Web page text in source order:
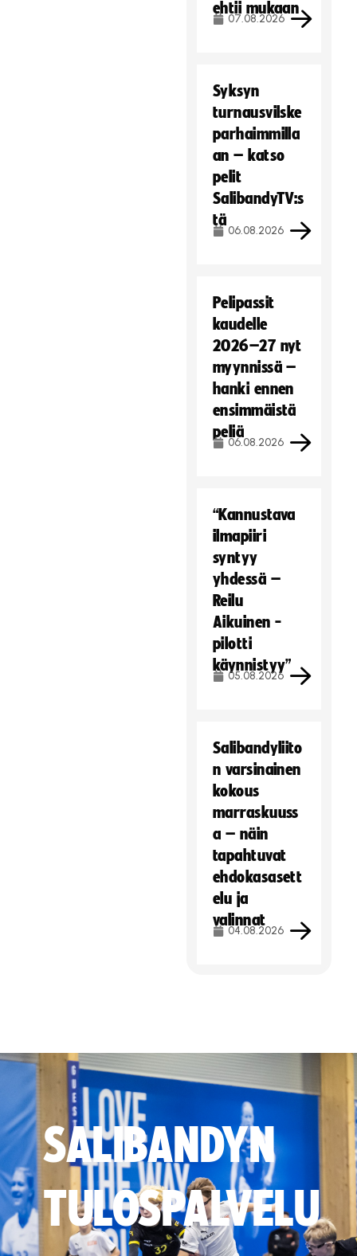
ehtii mukaan
07.08.2026
Syksyn
turnausvilske
parhaimmilla
an – katso
pelit
SalibandyTV:s
tä
06.08.2026
Pelipassit
kaudelle
2026–27 nyt
myynnissä –
hanki ennen
ensimmäistä
peliä
06.08.2026
“Kannustava
ilmapiiri
syntyy
yhdessä –
Reilu
Aikuinen -
pilotti
käynnistyy”
05.08.2026
Salibandyliito
n varsinainen
kokous
marraskuuss
a – näin
tapahtuvat
ehdokasasett
elu ja
valinnat
04.08.2026
SALIBANDYN
TULOSPALVELU